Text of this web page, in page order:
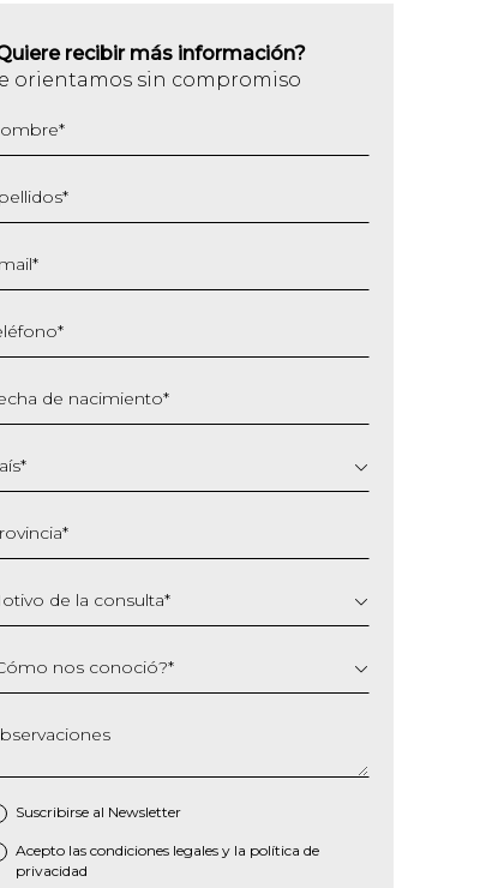
recibir más información?
orientamos sin compromiso
*
*
*
*
de nacimiento*
*
*
de la consulta*
nos conoció?*
Suscribirse al Newsletter
Acepto las condiciones legales y la política de
privacidad